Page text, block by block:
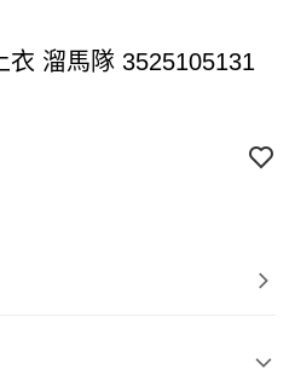
衣 溜馬隊 3525105131